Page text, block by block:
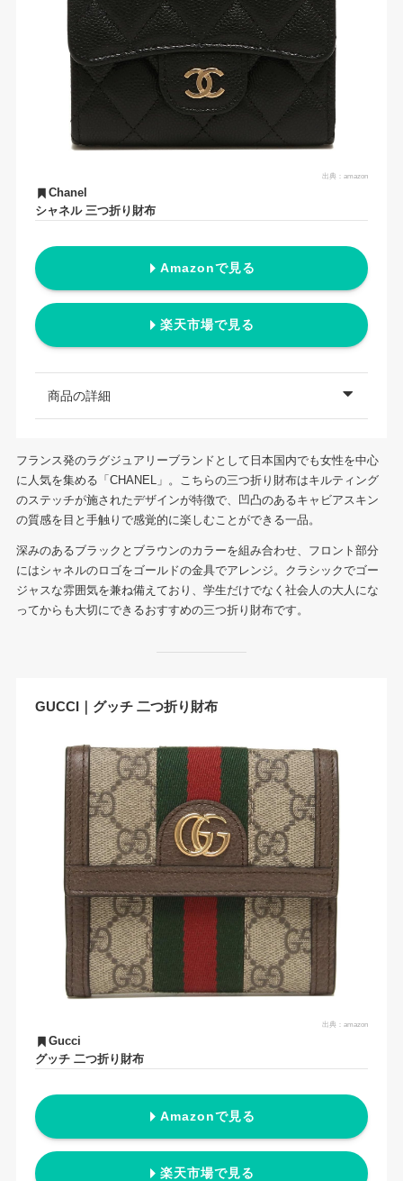
出典：amazon
Chanel
シャネル 三つ折り財布
Amazonで見る
楽天市場で見る
商品の詳細
フランス発のラグジュアリーブランドとして日本国内でも女性を中心
に人気を集める「CHANEL」。こちらの三つ折り財布はキルティング
のステッチが施されたデザインが特徴で、凹凸のあるキャビアスキン
の質感を目と手触りで感覚的に楽しむことができる一品。
深みのあるブラックとブラウンのカラーを組み合わせ、フロント部分
にはシャネルのロゴをゴールドの金具でアレンジ。クラシックでゴー
ジャスな雰囲気を兼ね備えており、学生だけでなく社会人の大人にな
ってからも大切にできるおすすめの三つ折り財布です。
GUCCI｜グッチ 二つ折り財布
出典：amazon
Gucci
グッチ 二つ折り財布
Amazonで見る
楽天市場で見る